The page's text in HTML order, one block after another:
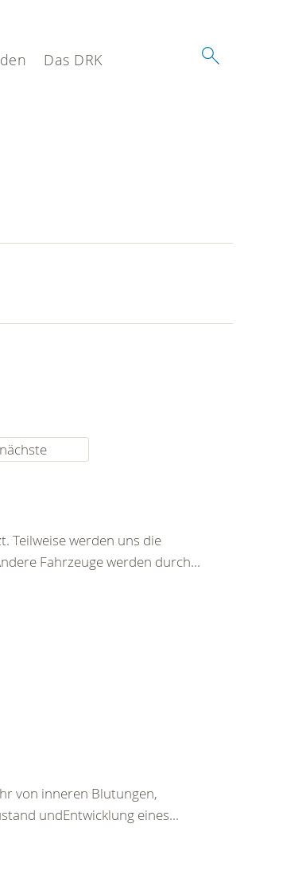
Das DRK
nächste
Teilweise werden uns die
Fahrzeuge werden durch...
von inneren Blutungen,
undEntwicklung eines...